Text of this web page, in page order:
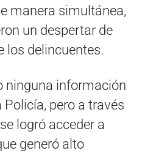
manera simultánea,
un despertar de
los delincuentes.
ninguna información
pero a través
logró acceder a
generó alto